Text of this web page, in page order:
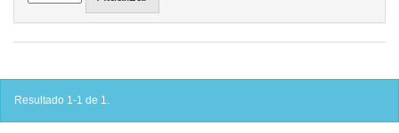
Resultado 1-1 de 1.